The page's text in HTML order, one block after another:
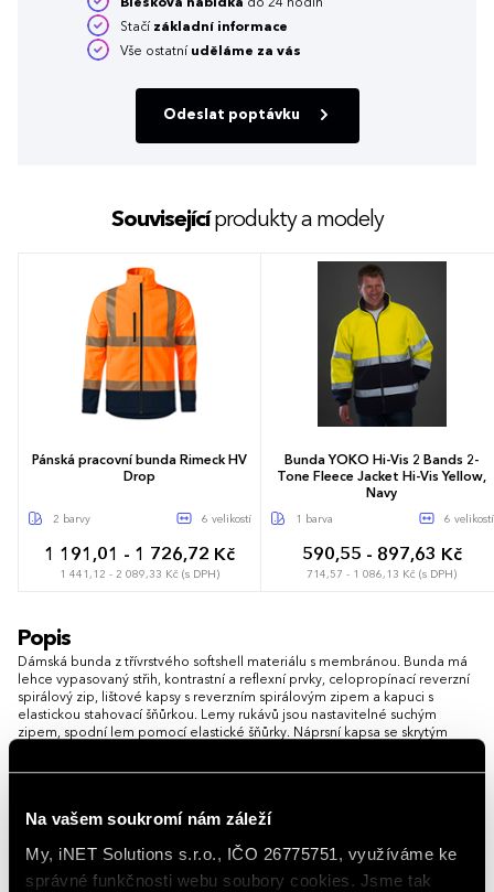
Na vašem soukromí nám záleží
My, iNET Solutions s.r.o., IČO 26775751, využíváme ke
správné funkčnosti webu soubory cookies. Jsme tak
Blesková nabídka do 24 hodin
Stačí základní informace
Vše ostatní uděláme za vás
Odeslat poptávku
Souvisejícíprodukty a modely
Pánská pracovní bunda Rimeck HV
Drop
2 barvy 6 velikostí
1 191,01 - 1 726,72 Kč
1 441,12 - 2 089,33 Kč (s DPH)
M
Bunda YOKO Hi-Vis 2 Bands 2-
Tone Fleece Jacket Hi-Vis Yellow,
Navy
1 barva 6 velikostí
590,55 - 897,63 Kč
714,57 - 1 086,13 Kč (s DPH)
Popis
Dámská bunda z třívrstvého softshell materiálu s membránou. Bunda má
lehce vypasovaný střih, kontrastní a reflexní prvky, celopropínací reverzní
spirálový zip, lištové kapsy s reverzním spirálovým zipem a kapuci s
elastickou stahovací šňůrkou. Lemy rukávů jsou nastavitelné suchým
zipem, spodní lem pomocí elastické šňůrky. Náprsní kapsa se skrytým
Gramáž 210 g/m²